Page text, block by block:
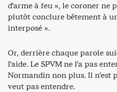
d’arme à feu », le coroner ne
plutôt conclure bêtement à
interposé ».
Or, derrière chaque parole
l’aide. Le SPVM ne l’a pas
Normandin non plus. Il n’est
veut pas entendre.